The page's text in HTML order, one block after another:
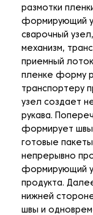
размотки
формирующий
сварочный
механизм,
приемный
пленке форму
транспортеру
узел создает
рукава.
формирует швы
готовые
непрерывно
формирующий
продукта.
нижней
швы и